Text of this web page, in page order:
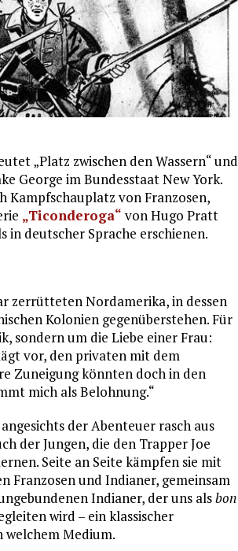
„Platz zwischen den Wassern“ und
George im Bundesstaat New York.
Kampfschauplatz von Franzosen,
„Ticonderoga“ von Hugo Pratt
deutscher Sprache erschienen.
zerrütteten Nordamerika, in dessen
Kolonien gegenüberstehen. Für
sondern um die Liebe einer Frau:
vor, den privaten mit dem
Zuneigung könnten doch in den
mich als Belohnung.“
der Abenteuer rasch aus
der Jungen, die den Trapper Joe
Seite an Seite kämpfen sie mit
Franzosen und Indianer, gemeinsam
Indianer, der uns alsbon
wird – ein klassischer
welchem Medium.